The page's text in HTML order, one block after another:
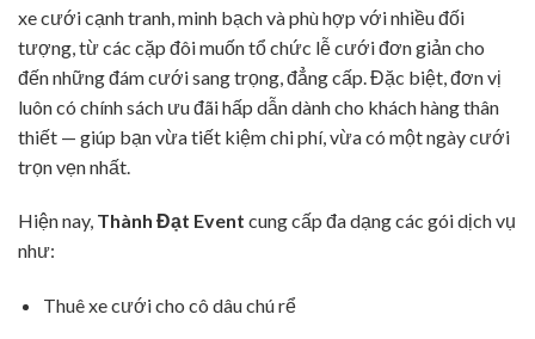
xe cưới cạnh tranh, minh bạch và phù hợp với nhiều đối
tượng, từ các cặp đôi muốn tổ chức lễ cưới đơn giản cho
đến những đám cưới sang trọng, đẳng cấp. Đặc biệt, đơn vị
luôn có chính sách ưu đãi hấp dẫn dành cho khách hàng thân
thiết — giúp bạn vừa tiết kiệm chi phí, vừa có một ngày cưới
trọn vẹn nhất.
Hiện nay, Thành Đạt Event cung cấp đa dạng các gói dịch vụ
như:
Thuê xe cưới cho cô dâu chú rể